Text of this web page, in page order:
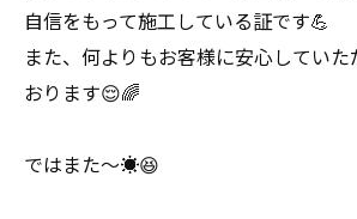
自信をもって施工している証です💪
また、何よりもお客様に安心してい
おります😌🌈
ではまた〜☀️😆